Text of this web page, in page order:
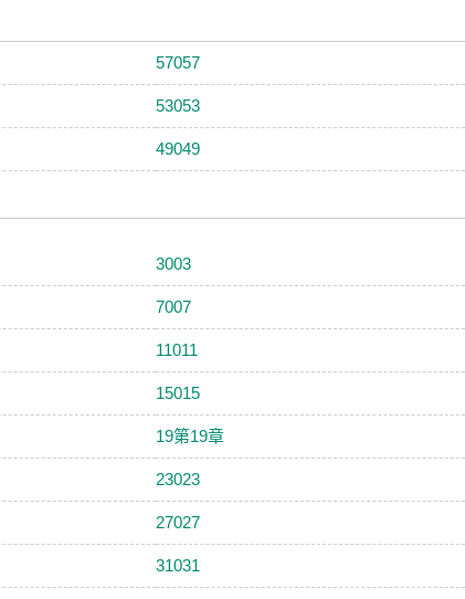
57057
53053
49049
3003
7007
11011
15015
19第19章
23023
27027
31031